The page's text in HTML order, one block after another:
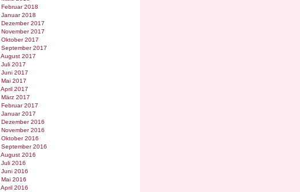
Februar 2018
Januar 2018
Dezember 2017
November 2017
Oktober 2017
September 2017
August 2017
Juli 2017
Juni 2017
Mai 2017
April 2017
März 2017
Februar 2017
Januar 2017
Dezember 2016
November 2016
Oktober 2016
September 2016
August 2016
Juli 2016
Juni 2016
Mai 2016
April 2016